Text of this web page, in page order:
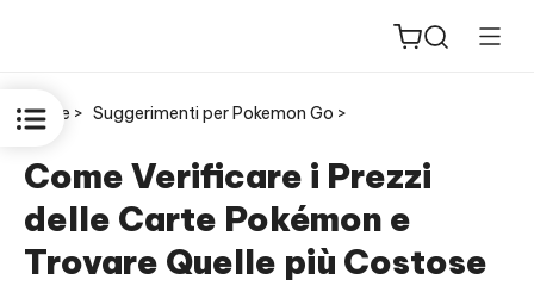
for iOS
Home > Suggerimenti per Pokemon Go >
Come Verificare i Prezzi
delle Carte Pokémon e
Trovare Quelle più Costose